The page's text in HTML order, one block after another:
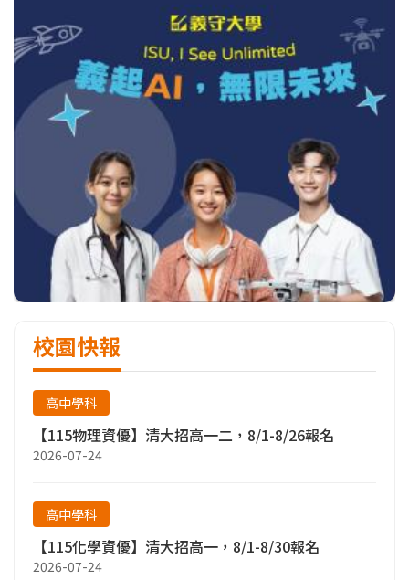
校園快報
高中學科
【115物理資優】清大招高一二，8/1-8/26報名
2026-07-24
高中學科
【115化學資優】清大招高一，8/1-8/30報名
2026-07-24